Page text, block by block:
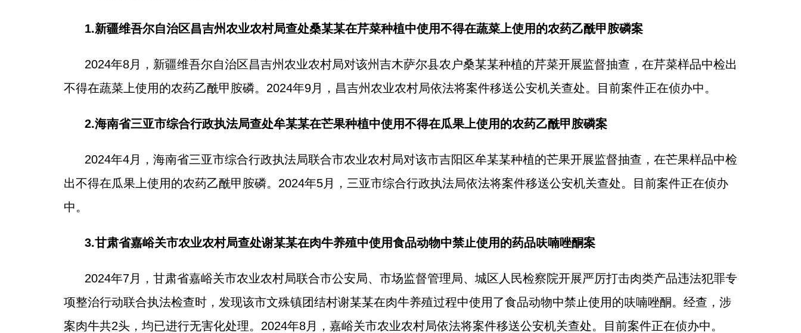
1.新疆维吾尔自治区昌吉州农业农村局查处桑某某在芹菜种植中使用不得在蔬菜上使用的农药乙酰甲胺磷案
2024年8月，新疆维吾尔自治区昌吉州农业农村局对该州吉木萨尔县农户桑某某种植的芹菜开展监督抽查，在芹菜样品中检出
不得在蔬菜上使用的农药乙酰甲胺磷。2024年9月，昌吉州农业农村局依法将案件移送公安机关查处。目前案件正在侦办中。
2.海南省三亚市综合行政执法局查处牟某某在芒果种植中使用不得在瓜果上使用的农药乙酰甲胺磷案
2024年4月，海南省三亚市综合行政执法局联合市农业农村局对该市吉阳区牟某某种植的芒果开展监督抽查，在芒果样品中检
出不得在瓜果上使用的农药乙酰甲胺磷。2024年5月，三亚市综合行政执法局依法将案件移送公安机关查处。目前案件正在侦办
中。
3.甘肃省嘉峪关市农业农村局查处谢某某在肉牛养殖中使用食品动物中禁止使用的药品呋喃唑酮案
2024年7月，甘肃省嘉峪关市农业农村局联合市公安局、市场监督管理局、城区人民检察院开展严厉打击肉类产品违法犯罪专
项整治行动联合执法检查时，发现该市文殊镇团结村谢某某在肉牛养殖过程中使用了食品动物中禁止使用的呋喃唑酮。经查，涉
案肉牛共2头，均已进行无害化处理。2024年8月，嘉峪关市农业农村局依法将案件移送公安机关查处。目前案件正在侦办中。